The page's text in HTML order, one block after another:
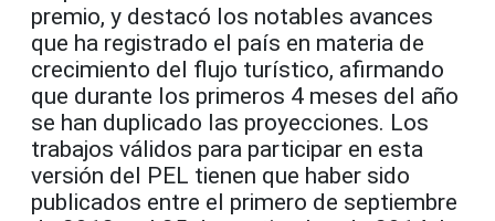
premio, y destacó los notables avances
que ha registrado el país en materia de
crecimiento del flujo turístico, afirmando
que durante los primeros 4 meses del año
se han duplicado las proyecciones. Los
trabajos válidos para participar en esta
versión del PEL tienen que haber sido
publicados entre el primero de septiembre